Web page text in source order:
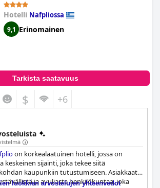
Hotelli Nafpliossa
9,1 Erinomainen
Tarkista saatavuus
$ +6
on korkealaatuinen hotelli, jossa on
keskeinen sijainti, joka tekee siitä
kaupunkiin tutustumiseen. Asiakkaat
ja avuliasta henkilökuntaa, joka
luokkien arvostelujen yhteenvedot